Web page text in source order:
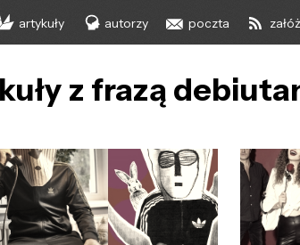
artykuły autorzy poczta
z frazą